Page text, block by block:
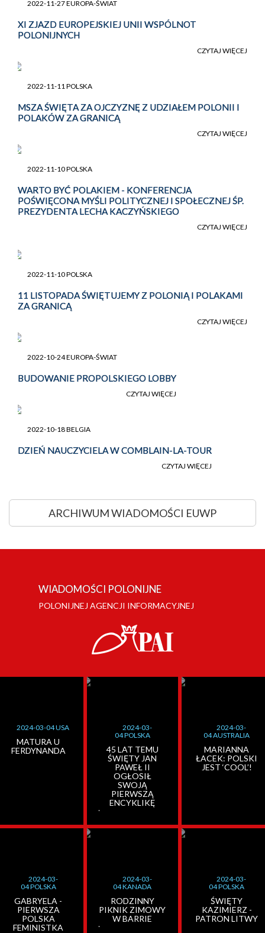
2022-11-27 EUROPA-ŚWIAT
XI ZJAZD EUROPEJSKIEJ UNII WSPÓLNOT
POLONIJNYCH
CZYTAJ WIĘCEJ
2022-11-11 POLSKA
MSZA ŚWIĘTA ZA OJCZYZNĘ Z UDZIAŁEM POLONII I
POLAKÓW ZA GRANICĄ
CZYTAJ WIĘCEJ
2022-11-10 POLSKA
WARTO BYĆ POLAKIEM - KONFERENCJA
POŚWIĘCONA MYŚLI POLITYCZNEJ I SPOŁECZNEJ ŚP.
PREZYDENTA LECHA KACZYŃSKIEGO
CZYTAJ WIĘCEJ
2022-11-10 POLSKA
11 LISTOPADA ŚWIĘTUJEMY Z POLONIĄ I POLAKAMI
ZA GRANICĄ
CZYTAJ WIĘCEJ
2022-10-24 EUROPA-ŚWIAT
BUDOWANIE PROPOLSKIEGO LOBBY
CZYTAJ WIĘCEJ
2022-10-18 BELGIA
DZIEŃ NAUCZYCIELA W COMBLAIN-LA-TOUR
CZYTAJ WIĘCEJ
ARCHIWUM WIADOMOŚCI EUWP
WIADOMOŚCI POLONIJNE
POLONIJNEJ AGENCJI INFORMACYJNEJ
2024-03-04 USA
MATURA U
FERDYNANDA
2024-03-
04 POLSKA
45 LAT TEMU
ŚWIĘTY JAN
PAWEŁ II
OGŁOSIŁ
SWOJĄ
PIERWSZĄ
ENCYKLIKĘ
2024-03-
04 AUSTRALIA
MARIANNA
ŁACEK: POLSKI
JEST ‘COOL’!
2024-03-
04 POLSKA
GABRYELA -
PIERWSZA
POLSKA
FEMINISTKA
2024-03-
04 KANADA
RODZINNY
PIKNIK ZIMOWY
W BARRIE
2024-03-
04 POLSKA
ŚWIĘTY
KAZIMIERZ -
PATRON LITWY